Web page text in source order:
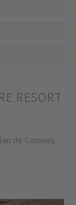
RESORT
de Corones -